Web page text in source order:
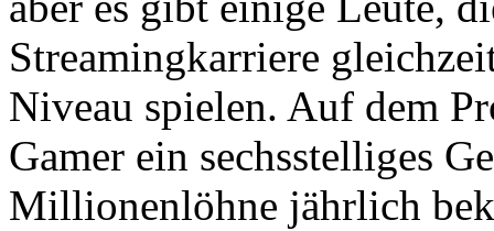
Streamingkarriere
Niveau spielen. Auf dem
Gamer ein sechsstelliges
Millionenlöhne jährlich